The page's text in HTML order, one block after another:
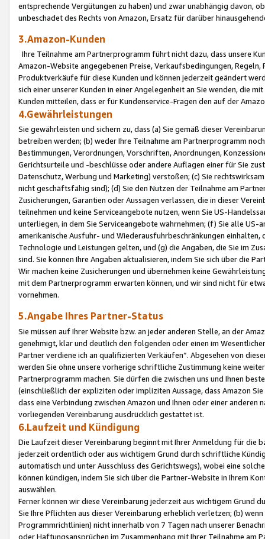
entsprechende Vergütungen zu haben) und zwar unabhängig davon,
unbeschadet des Rechts von Amazon, Ersatz für darüber
3.Amazon-Kunden
Ihre Teilnahme am Partnerprogramm führt nicht dazu, dass unsere
Amazon-Website angegebenen Preise, Verkaufsbedingungen,
Produktverkäufe für diese Kunden und können jederzeit geändert
sich einer unserer Kunden in einer Angelegenheit an Sie wenden, die
Kunden mitteilen, dass er für Kundenservice-Fragen den auf der
4.Gewährleistungen
Sie gewährleisten und sichern zu, dass (a) Sie gemäß dieser
betreiben werden; (b) weder Ihre Teilnahme am Partnerprogramm
Bestimmungen, Verordnungen, Vorschriften, Anordnungen,
Gerichtsurteile und -beschlüsse oder andere Auflagen einer für Sie
Datenschutz, Werbung und Marketing) verstoßen; (c) Sie
nicht geschäftsfähig sind); (d) Sie den Nutzen der Teilnahme am
Zusicherungen, Garantien oder Aussagen verlassen, die in dieser
teilnehmen und keine Serviceangebote nutzen, wenn Sie US-
unterliegen, in dem Sie Serviceangebote wahrnehmen; (f) Sie alle
amerikanische Ausfuhr- und Wiederausfuhrbeschränkungen
Technologie und Leistungen gelten, und (g) die Angaben, die Sie im
sind. Sie können Ihre Angaben aktualisieren, indem Sie sich über die
Wir machen keine Zusicherungen und übernehmen keine
mit dem Partnerprogramm erwarten können, und wir sind nicht für
vornehmen.
5.Angabe Ihres Partner-Status
Sie müssen auf Ihrer Website bzw. an jeder anderen Stelle, an der
genehmigt, klar und deutlich den folgenden oder einen im
Partner verdiene ich an qualifizierten Verkäufen“. Abgesehen von
werden Sie ohne unsere vorherige schriftliche Zustimmung keine
Partnerprogramm machen. Sie dürfen die zwischen uns und Ihnen
(einschließlich der expliziten oder impliziten Aussage, dass Amazon
dass eine Verbindung zwischen Amazon und Ihnen oder einer
vorliegenden Vereinbarung ausdrücklich gestattet ist.
6.Laufzeit und Kündigung
Die Laufzeit dieser Vereinbarung beginnt mit Ihrer Anmeldung für die
jederzeit ordentlich oder aus wichtigem Grund durch schriftliche
automatisch und unter Ausschluss des Gerichtswegs), wobei eine
können kündigen, indem Sie sich über die Partner-Website in Ihrem
auswählen.
Ferner können wir diese Vereinbarung jederzeit aus wichtigem Grund
Sie Ihre Pflichten aus dieser Vereinbarung erheblich verletzen; (b)
Programmrichtlinien) nicht innerhalb von 7 Tagen nach unserer
oder Haftungsansprüchen im Zusammenhang mit Ihrer Teilnahme am